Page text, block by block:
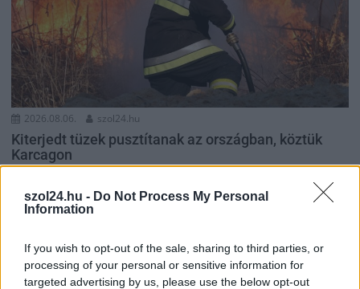
szol24.hu - Do Not Process My Personal
Information
If you wish to opt-out of the sale, sharing to third parties, or
processing of your personal or sensitive information for
targeted advertising by us, please use the below opt-out
2026.08.06. szol24.hu
Kiterjedt tüzek pusztítanak az országban, köztük
Karcagon
országszerte tarló-, erdő- és bozóttüzekhez riasztják a
tűzoltókat....